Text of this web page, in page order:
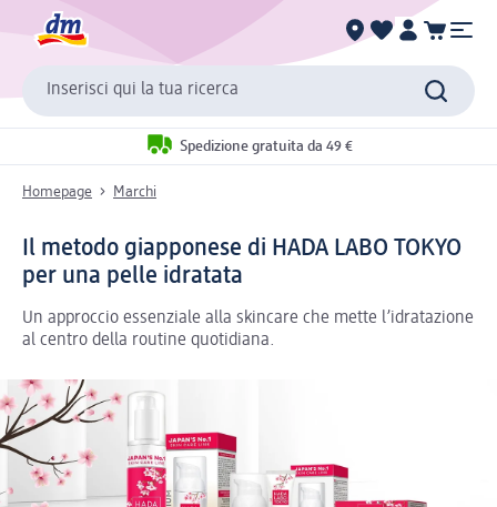
Inserisci qui la tua ricerca
Spedizione gratuita da 49 €
Homepage Marchi
Il metodo giapponese di HADA LABO TOKYO
per una pelle idratata
Un approccio essenziale alla skincare che mette l’idratazione
al centro della routine quotidiana.